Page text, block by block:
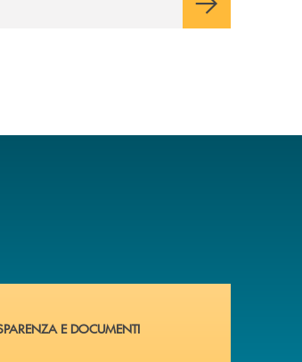
alcuni documenti ? Vai alla pagina
E DOCUMENTI